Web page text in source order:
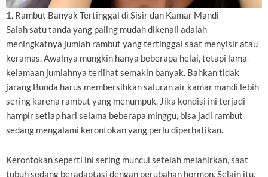
1. Rambut Banyak Tertinggal di Sisir dan Kamar Mandi
Salah satu tanda yang paling mudah dikenali adalah
meningkatnya jumlah rambut yang tertinggal saat menyisir atau
keramas. Awalnya mungkin hanya beberapa helai, tetapi lama-
kelamaan jumlahnya terlihat semakin banyak. Bahkan tidak
jarang Bunda harus membersihkan saluran air kamar mandi lebih
sering karena rambut yang menumpuk. Jika kondisi ini terjadi
hampir setiap hari selama beberapa minggu, bisa jadi rambut
sedang mengalami kerontokan yang perlu diperhatikan.
Kerontokan seperti ini sering muncul setelah melahirkan, saat
tubuh sedang beradaptasi dengan perubahan hormon. Selain itu,